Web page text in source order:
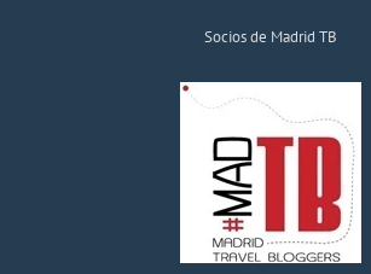
Socios de Madrid TB